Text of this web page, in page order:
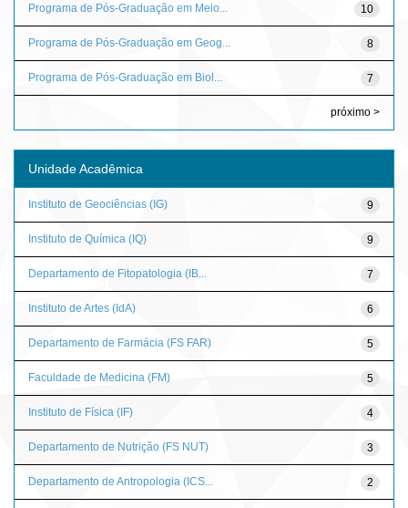
10
Programa de Pós-Graduação em Meio...
8
Programa de Pós-Graduação em Geog...
7
Programa de Pós-Graduação em Biol...
próximo >
Unidade Acadêmica
9
Instituto de Geociências (IG)
9
Instituto de Química (IQ)
7
Departamento de Fitopatologia (IB...
6
Instituto de Artes (IdA)
5
Departamento de Farmácia (FS FAR)
5
Faculdade de Medicina (FM)
4
Instituto de Física (IF)
3
Departamento de Nutrição (FS NUT)
2
Departamento de Antropologia (ICS...